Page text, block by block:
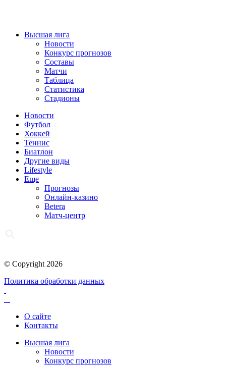
Высшая лига
Новости
Конкурс прогнозов
Составы
Матчи
Таблица
Статистика
Стадионы
Новости
Футбол
Хоккей
Теннис
Биатлон
Другие виды
Lifestyle
Еще
Прогнозы
Онлайн-казино
Betera
Матч-центр
© Copyright 2026
Политика обработки данных
О сайте
Контакты
Высшая лига
Новости
Конкурс прогнозов